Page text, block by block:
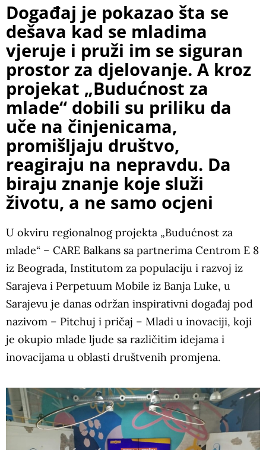
Događaj je pokazao šta se
dešava kad se mladima
vjeruje i pruži im se siguran
prostor za djelovanje. A kroz
projekat „Budućnost za
mlade“ dobili su priliku da
uče na činjenicama,
promišljaju društvo,
reagiraju na nepravdu. Da
biraju znanje koje služi
životu, a ne samo ocjeni
U okviru regionalnog projekta „Budućnost za
mlade“ – CARE Balkans sa partnerima Centrom E 8
iz Beograda, Institutom za populaciju i razvoj iz
Sarajeva i Perpetuum Mobile iz Banja Luke, u
Sarajevu je danas održan inspirativni događaj pod
nazivom – Pitchuj i pričaj – Mladi u inovaciji, koji
je okupio mlade ljude sa različitim idejama i
inovacijama u oblasti društvenih promjena.